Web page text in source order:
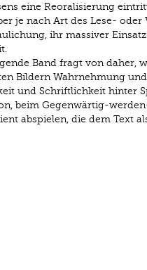
eine Reoralisierung
je nach Art des Lese-
ihr massiver
Band fragt von daher,
Bildern Wahrnehmung
und Schriftlichkeit hinter
beim Gegenwärtig-
abspielen, die dem Text